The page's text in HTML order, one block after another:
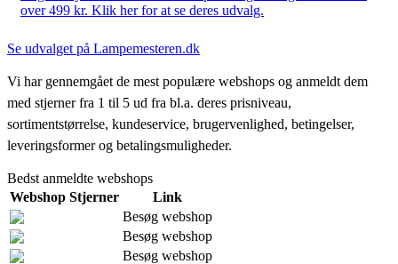
over 499 kr. Klik her for at se deres udvalg.
Se udvalget på Lampemesteren.dk
Vi har gennemgået de mest populære webshops og anmeldt dem
med stjerner fra 1 til 5 ud fra bl.a. deres prisniveau,
sortimentstørrelse, kundeservice, brugervenlighed, betingelser,
leveringsformer og betalingsmuligheder.
Bedst anmeldte webshops
Webshop Stjerner
Link
Besøg webshop
Besøg webshop
Besøg webshop